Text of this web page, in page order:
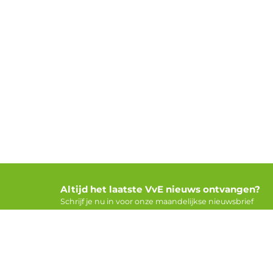
Altijd het laatste VvE nieuws ontvangen?
Schrijf je nu in voor onze maandelijkse nieuwsbrief